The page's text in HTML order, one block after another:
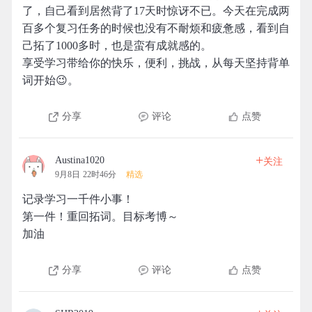
了，自己看到居然背了17天时惊讶不已。今天在完成两
百多个复习任务的时候也没有不耐烦和疲惫感，看到自
己拓了1000多时，也是蛮有成就感的。
享受学习带给你的快乐，便利，挑战，从每天坚持背单
词开始😉。
分享 评论 点赞
Austina1020
9月8日 22时46分 精选
+关注
记录学习一千件小事！
第一件！重回拓词。目标考博～
加油
分享 评论 点赞